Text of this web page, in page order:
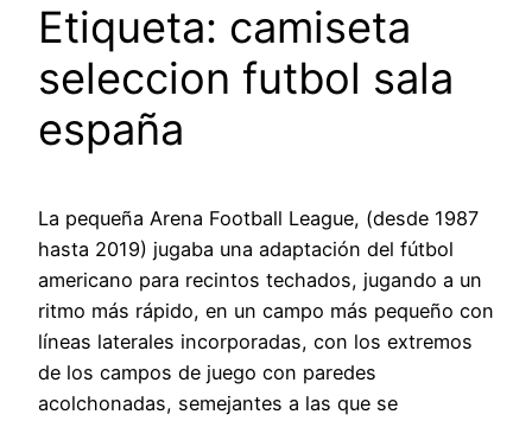
Etiqueta: camiseta
seleccion futbol sala
españa
La pequeña Arena Football League, (desde 1987
hasta 2019) jugaba una adaptación del fútbol
americano para recintos techados, jugando a un
ritmo más rápido, en un campo más pequeño con
líneas laterales incorporadas, con los extremos
de los campos de juego con paredes
acolchonadas, semejantes a las que se